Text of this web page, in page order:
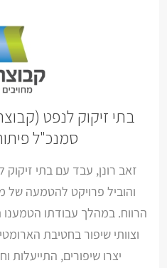
בתי זיקוק לנפט
סמנכ"ל
זאב רונן, עבד עם בתי
הרווח. במהלך עבודתו
וצוותי שיפור בחטיבת
יצרו שיפורים, התייעלות